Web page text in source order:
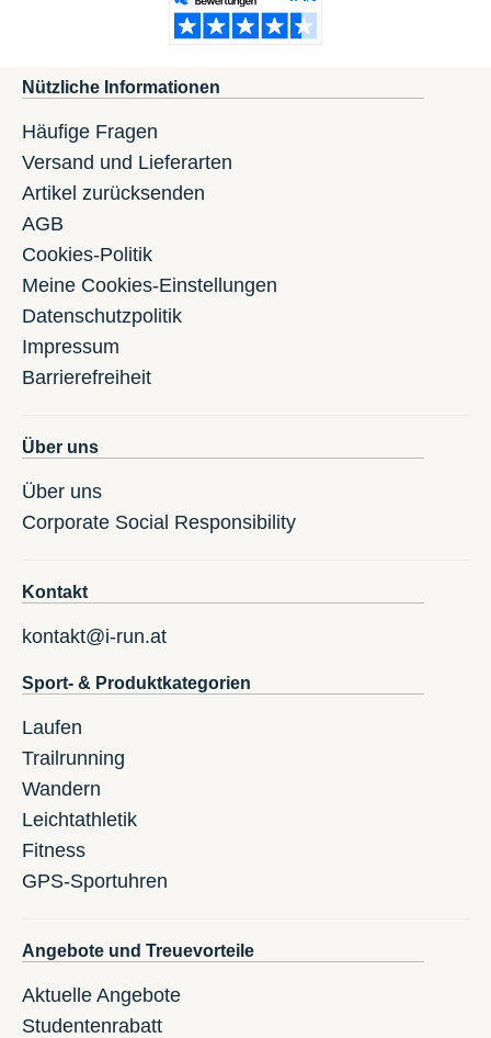
Nützliche Informationen
Häufige Fragen
Versand und Lieferarten
Artikel zurücksenden
AGB
Cookies-Politik
Meine Cookies-Einstellungen
Datenschutzpolitik
Impressum
Barrierefreiheit
Über uns
Über uns
Corporate Social Responsibility
Kontakt
kontakt@i-run.at
Sport- & Produktkategorien
Laufen
Trailrunning
Wandern
Leichtathletik
Fitness
GPS-Sportuhren
Angebote und Treuevorteile
Aktuelle Angebote
Studentenrabatt